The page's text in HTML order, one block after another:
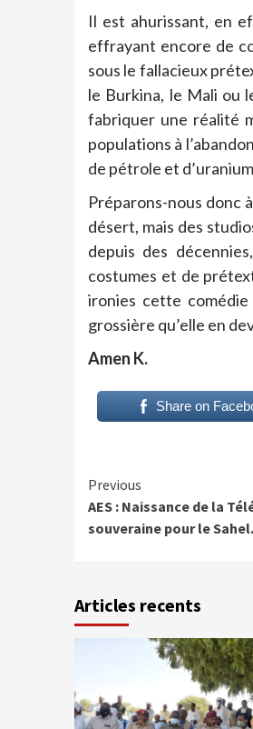
Il est ahurissant, en
effrayant encore de
sous le fallacieux
le Burkina, le Mali ou
fabriquer une réalité
populations à
de pétrole et
Préparons-nous donc
désert, mais des
depuis des
costumes et de
ironies cette
grossière qu’elle en
Amen K.
Share on
Continue
Reading
Previous
AES : Naissance de la
souveraine pour le Sahel.
Articles recents